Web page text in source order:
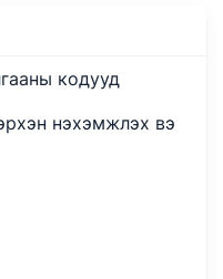
кодууд
нэхэмжлэх вэ